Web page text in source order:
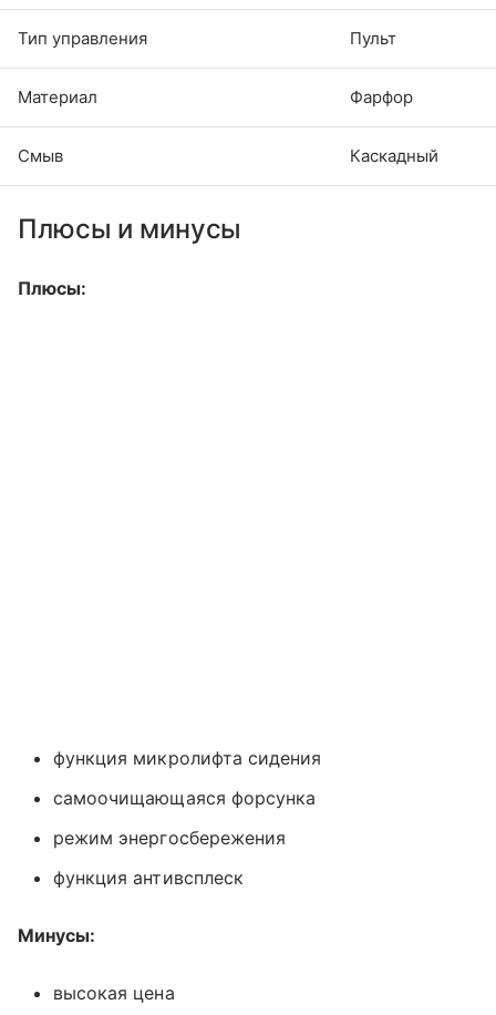
Тип управления Пульт
Материал Фарфор
Смыв Каскадный
Плюсы и минусы
Плюсы:
функция микролифта сидения
самоочищающаяся форсунка
режим энергосбережения
функция антивсплеск
Минусы:
высокая цена